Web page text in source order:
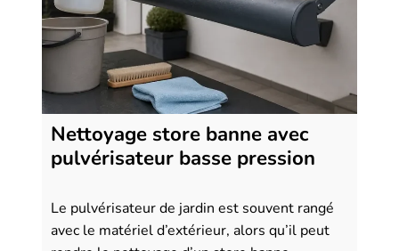
Nettoyage store banne avec
pulvérisateur basse pression
Le pulvérisateur de jardin est souvent rangé
avec le matériel d’extérieur, alors qu’il peut